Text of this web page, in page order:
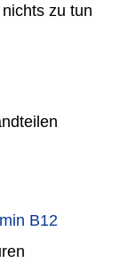
zu tun
B12